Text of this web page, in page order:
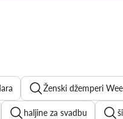
Ženski džemperi
haljine za svadbu